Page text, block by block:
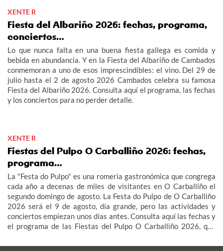
XENTE R
Fiesta del Albariño 2026: fechas, programa,
conciertos…
Lo que nunca falta en una buena fiesta gallega es comida y
bebida en abundancia. Y en la Fiesta del Albariño de Cambados
conmemoran a uno de esos imprescindibles: el vino. Del 29 de
julio hasta el 2 de agosto 2026 Cambados celebra su famosa
Fiesta del Albariño 2026. Consulta aquí el programa, las fechas
y los conciertos para no perder detalle.
XENTE R
Fiestas del Pulpo O Carballiño 2026: fechas,
programa…
La "Festa do Pulpo" es una romería gastronómica que congrega
cada año a decenas de miles de visitantes en O Carballiño el
segundo domingo de agosto. La Festa do Pulpo de O Carballiño
2026 será el 9 de agosto, día grande, pero las actividades y
conciertos empiezan unos días antes. Consulta aquí las fechas y
el programa de las Fiestas del Pulpo O Carballiño 2026, que
Lanzarote.